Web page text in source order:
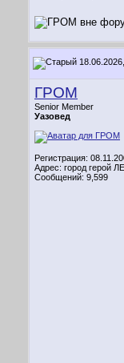
ГРОМ
Senior Member
Уазовед
Регистрация:
Адрес: город герой
Сообщений: 9,599